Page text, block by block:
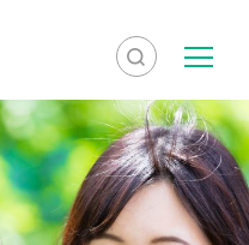
検
索
検
索
を
表
示
メ
ニ
ュ
ー